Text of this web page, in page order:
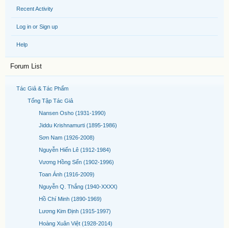
Recent Activity
Log in or Sign up
Help
Forum List
Tác Giả & Tác Phẩm
Tổng Tập Tác Giả
Nansen Osho (1931-1990)
Jiddu Krishnamurti (1895-1986)
Sơn Nam (1926-2008)
Nguyễn Hiến Lê (1912-1984)
Vương Hồng Sển (1902-1996)
Toan Ánh (1916-2009)
Nguyễn Q. Thắng (1940-XXXX)
Hồ Chí Minh (1890-1969)
Lương Kim Định (1915-1997)
Hoàng Xuân Việt (1928-2014)